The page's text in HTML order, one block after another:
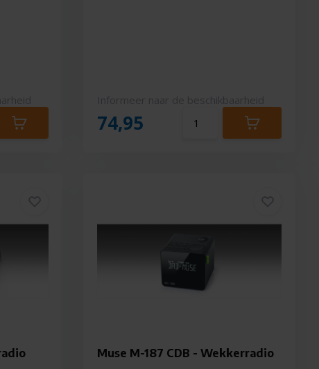
74,95
Muse M-187 CDB - Wekkerradio